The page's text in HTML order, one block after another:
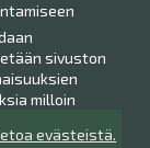
sivuston
milloin
evästeistä.